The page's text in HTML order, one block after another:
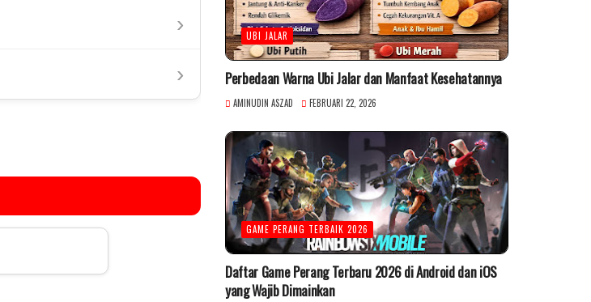
›
›
UBI JALAR
Perbedaan Warna Ubi Jalar dan Manfaat Kesehatannya
AMINUDIN ASZAD FEBRUARI 22, 2026
GAME PERANG TERBAIK 2026
Daftar Game Perang Terbaru 2026 di Android dan iOS
yang Wajib Dimainkan